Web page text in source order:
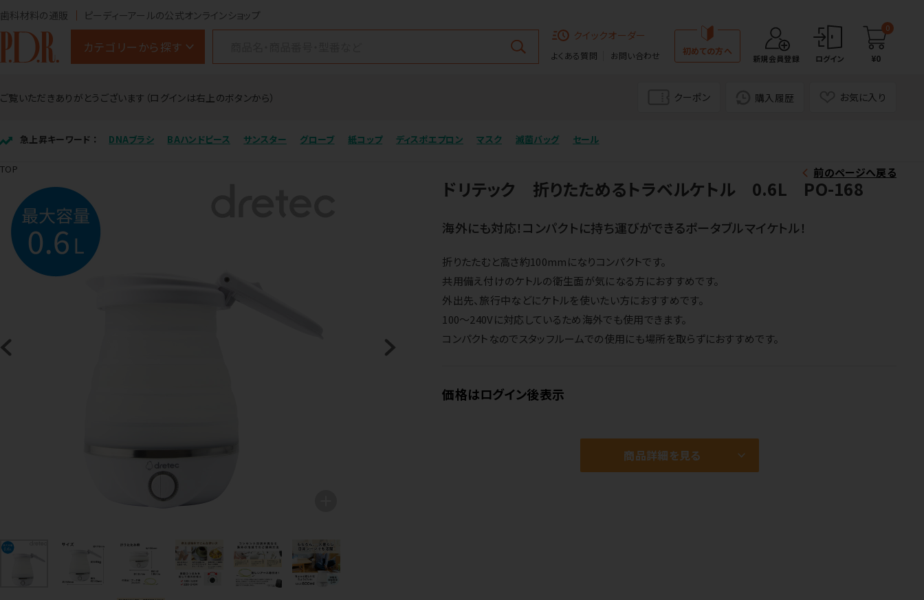
歯科材料の通販 ピーディーアールの公式オンラインショップ
カテゴリーから探す
クイックオーダー
よくある質問 お問い合わせ 初めての方へ
新規会員登録 ログイン
0
¥0
ご覧いただきありがとうございます（ログインは右上のボタンから） クーポン 購入履歴 お気に入り
急上昇キーワード ： DNAブラシ BAハンドピース サンスター グローブ 紙コップ ディスポエプロン マスク 滅菌バッグ セール
TOP 前のページへ戻る
ドリテック 折りたためるトラベルケトル 0.6L PO-168
海外にも対応！コンパクトに持ち運びができるポータブルマイケトル！
折りたたむと高さ約100mmになりコンパクトです。
共用備え付けのケトルの衛生面が気になる方におすすめです。
外出先、旅行中などにケトルを使いたい方におすすめです。
100～240Vに対応しているため海外でも使用できます。
コンパクトなのでスタッフルームでの使用にも場所を取らずにおすすめです。
価格はログイン後表示
商品詳細を見る